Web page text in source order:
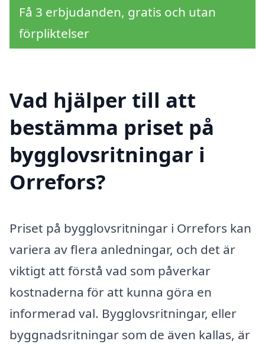
Få 3 erbjudanden, gratis och utan
förpliktelser
Vad hjälper till att
bestämma priset på
bygglovsritningar i
Orrefors?
Priset på bygglovsritningar i Orrefors kan
variera av flera anledningar, och det är
viktigt att förstå vad som påverkar
kostnaderna för att kunna göra en
informerad val. Bygglovsritningar, eller
byggnadsritningar som de även kallas, är